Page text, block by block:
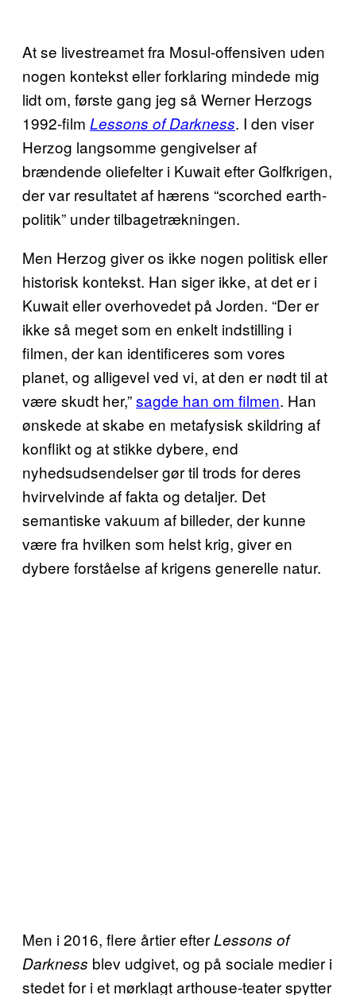
At se livestreamet fra Mosul-offensiven uden
nogen kontekst eller forklaring mindede mig
lidt om, første gang jeg så Werner Herzogs
1992-film Lessons of Darkness. I den viser
Herzog langsomme gengivelser af
brændende oliefelter i Kuwait efter Golfkrigen,
der var resultatet af hærens “scorched earth-
politik” under tilbagetrækningen.
Men Herzog giver os ikke nogen politisk eller
historisk kontekst. Han siger ikke, at det er i
Kuwait eller overhovedet på Jorden. “Der er
ikke så meget som en enkelt indstilling i
filmen, der kan identificeres som vores
planet, og alligevel ved vi, at den er nødt til at
være skudt her,”sagde han om filmen. Han
ønskede at skabe en metafysisk skildring af
konflikt og at stikke dybere, end
nyhedsudsendelser gør til trods for deres
hvirvelvinde af fakta og detaljer. Det
semantiske vakuum af billeder, der kunne
være fra hvilken som helst krig, giver en
dybere forståelse af krigens generelle natur.
Men i 2016, flere årtier efterLessons of
Darkness blev udgivet, og på sociale medier i
stedet for i et mørklagt arthouse-teater spytter